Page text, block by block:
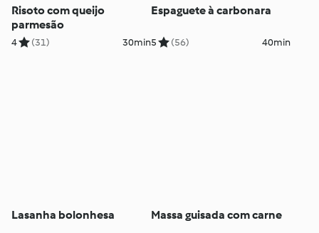
Risoto com queijo
parmesão
4 (31) 30min
Espaguete à carbonara
5 (56) 40min
Lasanha bolonhesa Massa guisada com carne